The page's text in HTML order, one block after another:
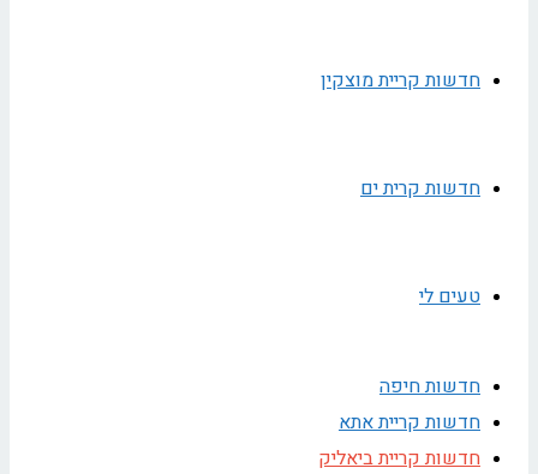
חדשות קריית מוצקין
חדשות קרית ים
טעים לי
חדשות חיפה
חדשות קריית אתא
חדשות קריית ביאליק